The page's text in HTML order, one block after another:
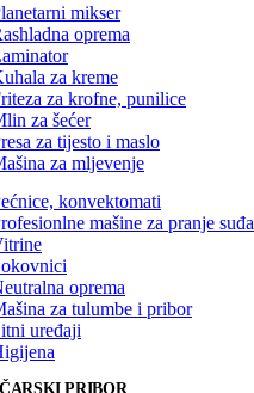
mikser
oprema
za kreme
za krofne, punilice
za šećer
za tijesto i maslo
za mljevenje
konvektomati
mašine za pranje suđa
oprema
za tulumbe i pribor
uređaji
PRIBOR